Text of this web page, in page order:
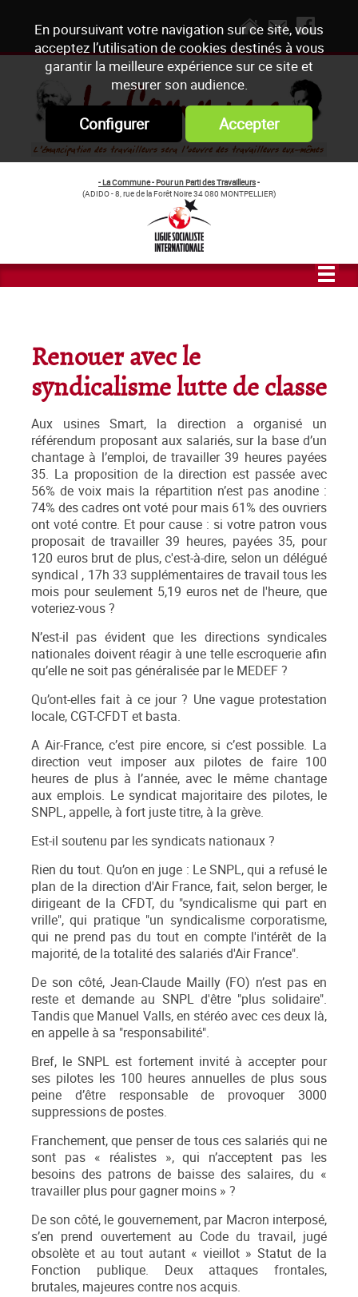
En poursuivant votre navigation sur ce site, vous
acceptez l’utilisation de cookies destinés à vous
garantir la meilleure expérience sur ce site et
mesurer son audience.
Configurer Accepter
- La Commune - Pour un Parti des Travailleurs-
(ADIDO - 8, rue de la Forêt Noire 34 080 MONTPELLIER)
Renouer avec le
syndicalisme lutte de classe
Aux usines Smart, la direction a organisé un
référendum proposant aux salariés, sur la base d’un
chantage à l’emploi, de travailler 39 heures payées
35. La proposition de la direction est passée avec
56% de voix mais la répartition n’est pas anodine :
74% des cadres ont voté pour mais 61% des ouvriers
ont voté contre. Et pour cause : si votre patron vous
proposait de travailler 39 heures, payées 35, pour
120 euros brut de plus, c'est-à-dire, selon un délégué
syndical , 17h 33 supplémentaires de travail tous les
mois pour seulement 5,19 euros net de l'heure, que
voteriez-vous ?
N’est-il pas évident que les directions syndicales
nationales doivent réagir à une telle escroquerie afin
qu’elle ne soit pas généralisée par le MEDEF ?
Qu’ont-elles fait à ce jour ? Une vague protestation
locale, CGT-CFDT et basta.
A Air-France, c’est pire encore, si c’est possible. La
direction veut imposer aux pilotes de faire 100
heures de plus à l’année, avec le même chantage
aux emplois. Le syndicat majoritaire des pilotes, le
SNPL, appelle, à fort juste titre, à la grève.
Est-il soutenu par les syndicats nationaux ?
Rien du tout. Qu’on en juge : Le SNPL, qui a refusé le
plan de la direction d'Air France, fait, selon berger, le
dirigeant de la CFDT, du "syndicalisme qui part en
vrille", qui pratique "un syndicalisme corporatisme,
qui ne prend pas du tout en compte l'intérêt de la
majorité, de la totalité des salariés d'Air France".
De son côté, Jean-Claude Mailly (FO) n’est pas en
reste et demande au SNPL d'être "plus solidaire".
Tandis que Manuel Valls, en stéréo avec ces deux là,
en appelle à sa "responsabilité".
Bref, le SNPL est fortement invité à accepter pour
ses pilotes les 100 heures annuelles de plus sous
peine d’être responsable de provoquer 3000
suppressions de postes.
Franchement, que penser de tous ces salariés qui ne
sont pas « réalistes », qui n’acceptent pas les
besoins des patrons de baisse des salaires, du «
travailler plus pour gagner moins » ?
De son côté, le gouvernement, par Macron interposé,
s’en prend ouvertement au Code du travail, jugé
obsolète et au tout autant « vieillot » Statut de la
Fonction publique. Deux attaques frontales,
brutales, majeures contre nos acquis.